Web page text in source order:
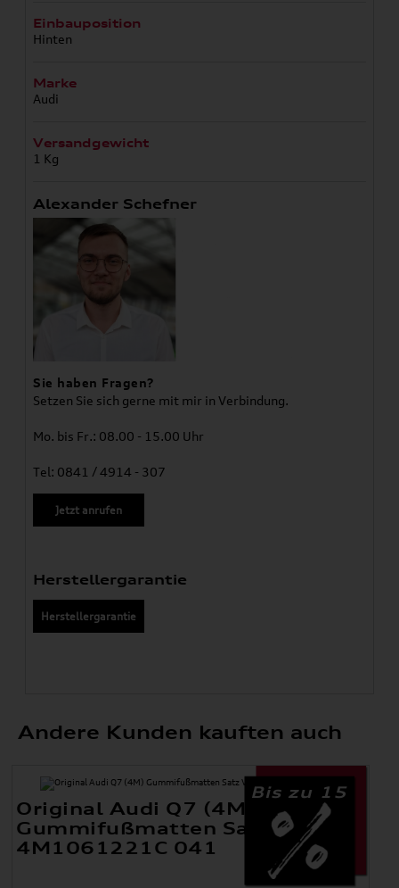
Einbauposition
Hinten
Marke
Audi
Versandgewicht
1 Kg
Alexander Schefner
Sie haben Fragen?
Setzen Sie sich gerne mit mir in Verbindung.
Mo. bis Fr.: 08.00 - 15.00 Uhr
Tel: 0841 / 4914 - 307
Jetzt anrufen
Herstellergarantie
Herstellergarantie
Andere Kunden kauften auch
Bis zu 15
Original Audi Q7 (4M)
Gummifußmatten Satz Vorne
4M1061221C 041